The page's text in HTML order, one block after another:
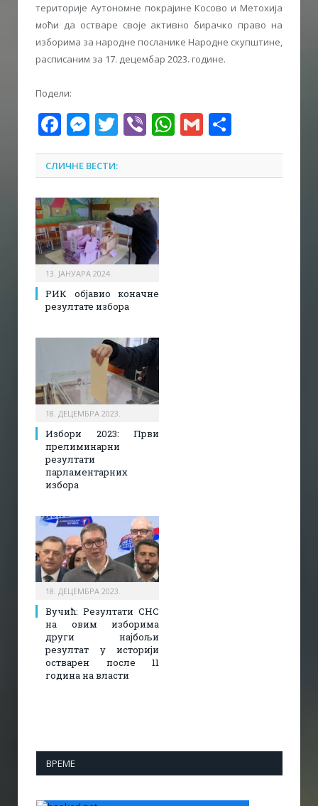
територије Аутономне покрајине Косово и Метохија
моћи да остваре своје активно бирачко право на
изборима за народне посланике Народне скупштине,
расписаним за 17. децембар 2023. године.
Подели:
Facebook
Messenger
Twitter
ViberWhatsApp
Gmail
СЛИЧНЕ ВЕСТИ:
13. ЈАНУАРА 2024.
РИК објавио коначне
резултате избора
18. ДЕЦЕМБРА 2023.
Избори 2023: Први
прелиминарни
резултати
парламентарних
избора
18. ДЕЦЕМБРА 2023.
Вучић: Резултати СНС
на овим изборима
други најбољи
резултат у историји
остварен после 11
година на власти
ВРЕМЕ